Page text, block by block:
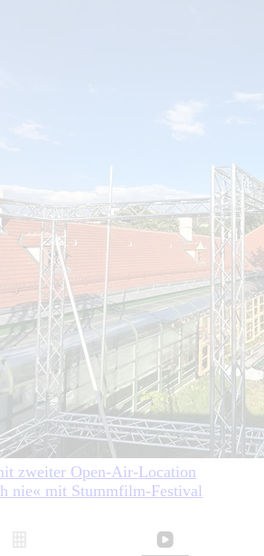
zweiter Open-Air-Location
nie« mit Stummfilm-Festival